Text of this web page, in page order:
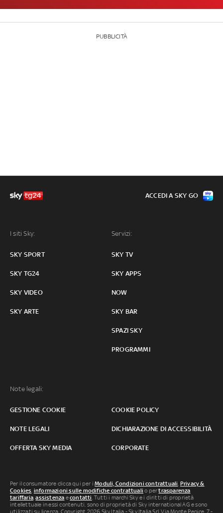
PUBBLICITÀ
I siti Sky:
SKY SPORT
SKY TG24
SKY VIDEO
SKY ARTE
Servizi:
SKY TV
SKY APPS
NOW
SKY BAR
SPAZI SKY
PROGRAMMI
Note legali:
GESTIONE COOKIE COOKIE POLICY
NOTE LEGALI DICHIARAZIONE DI ACCESSIBILITÀ
OFFERTA SKY MEDIA CORPORATE
ACCEDI A SKY GO
Per il consumatore clicca qui per iModuli, Condizioni contrattuali, Privacy &
Cookies, informazioni sulle modifiche contrattuali o pertrasparenza
tariffaria,assistenza econtatti. Tutti i marchi Sky e i diritti di proprietà
intellettuale in essi contenuti, sono di proprietà di Sky international AG e sono
utilizzati su licenza. Copyright 2026 Sky Italia - Sky Italia Srl Via Monte Penice, 7 -